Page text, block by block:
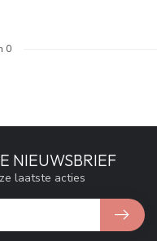
0
NIEUWSBRIEF
laatste acties